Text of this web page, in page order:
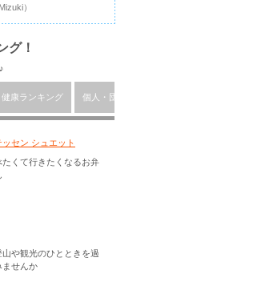
）
グ！
健康ランキング 個人・団体ランキング
セン シュエット
たくて行きたくなるお弁
山や観光のひとときを過
ませんか